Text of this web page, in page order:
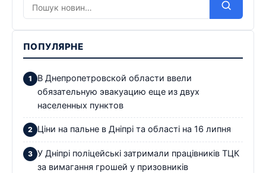
ПОПУЛЯРНЕ
В Днепропетровской области ввели
обязательную эвакуацию еще из двух
населенных пунктов
Ціни на пальне в Дніпрі та області на 16 липня
У Дніпрі поліцейські затримали працівників ТЦК
за вимагання грошей у призовників